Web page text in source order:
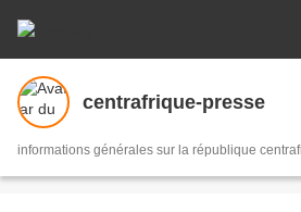
centrafrique-presse
informations générales sur la république